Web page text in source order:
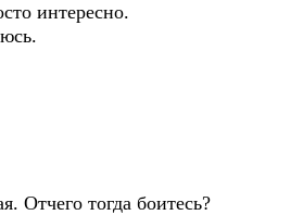
интересно.
Отчего тогда боитесь?